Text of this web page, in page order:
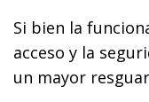
Si bien la
acceso y la
un mayor